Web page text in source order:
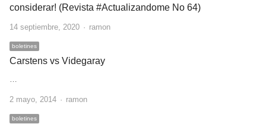
considerar! (Revista #Actualizandome No 64)
14 septiembre, 2020 Author
ramon
boletines
Carstens vs Videgaray
2 mayo, 2014 Author
ramon
boletines